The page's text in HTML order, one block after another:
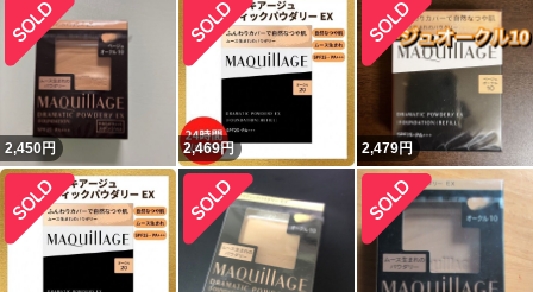
2,450円 2,469円 2,479円